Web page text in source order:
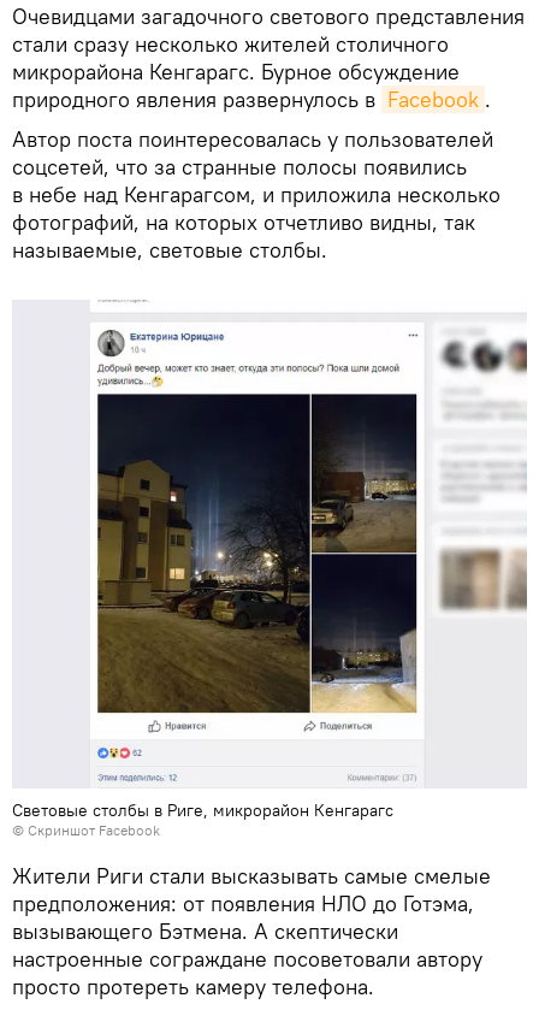
Очевидцами загадочного светового представления
стали сразу несколько жителей столичного
микрорайона Кенгарагс. Бурное обсуждение
природного явления развернулось в Facebook .
Автор поста поинтересовалась у пользователей
соцсетей, что за странные полосы появились
в небе над Кенгарагсом, и приложила несколько
фотографий, на которых отчетливо видны, так
называемые, световые столбы.
Световые столбы в Риге, микрорайон Кенгарагс
© Скриншот Facebook
Жители Риги стали высказывать самые смелые
предположения: от появления НЛО до Готэма,
вызывающего Бэтмена. А скептически
настроенные сограждане посоветовали автору
просто протереть камеру телефона.